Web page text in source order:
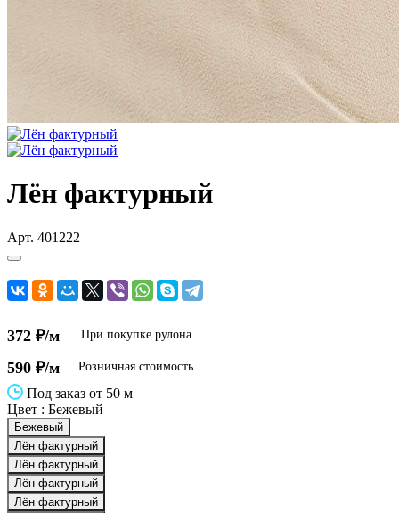
Лён фактурный
Арт. 401222
372 ₽/м При покупке рулона
590 ₽/м Розничная стоимость
Под заказ от 50 м
Цвет : Бежевый
Бежевый
Лён фактурный
Лён фактурный
Лён фактурный
Лён фактурный